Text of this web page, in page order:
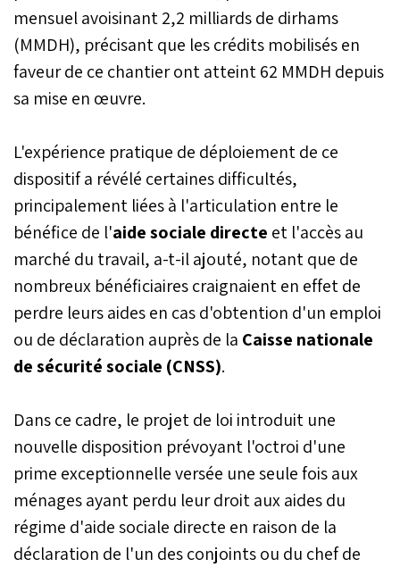
vigueur du dispositif en
2023 : la crainte, chez les
familles bénéficiaires, de
perdre immédiatement
leur soutien dès qu'elles
deux mesures
complémentaires, une
exceptionnelle au profit
des ménages devenus
inéligibles après leur
déclaration à la sécurité
sociale du secteur privé,
et la suppression du délai
pour reprendre le
bénéfice des aides en cas
de perte d'emploi. La
mécanisme revient à
l'Agence nationale du
soutien social.
mensuel avoisinant 2,2 milliards de dirhams
(MMDH), précisant que les crédits mobilisés en
faveur de ce chantier ont atteint 62 MMDH depuis
sa mise en œuvre.
L'expérience pratique de déploiement de ce
dispositif a révélé certaines difficultés,
principalement liées à l'articulation entre le
bénéfice de l'aide sociale directe et l'accès au
marché du travail, a-t-il ajouté, notant que de
nombreux bénéficiaires craignaient en effet de
perdre leurs aides en cas d'obtention d'un emploi
ou de déclaration auprès de la Caisse nationale
de sécurité sociale (CNSS).
Dans ce cadre, le projet de loi introduit une
nouvelle disposition prévoyant l'octroi d'une
prime exceptionnelle versée une seule fois aux
ménages ayant perdu leur droit aux aides du
régime d'aide sociale directe en raison de la
déclaration de l'un des conjoints ou du chef de